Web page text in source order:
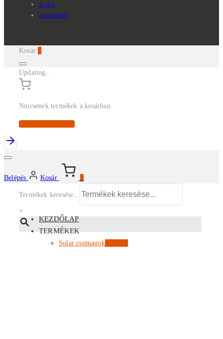
Á.sz.f.
Adatkezelés
Kosár
Updating…
Nincsenek termékek a kosárban.
Continue Shopping
Belépés Kosár
Termékek keresése...
×
KEZDŐLAP
TERMÉKEK
Solar csomagokKiemelt